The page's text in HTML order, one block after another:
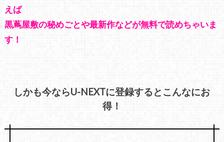
えば
黒蔦屋敷の秘めごとや最新作などが無料で読めちゃいま
す！
しかも今ならU-NEXTに登録するとこんなにお
得！